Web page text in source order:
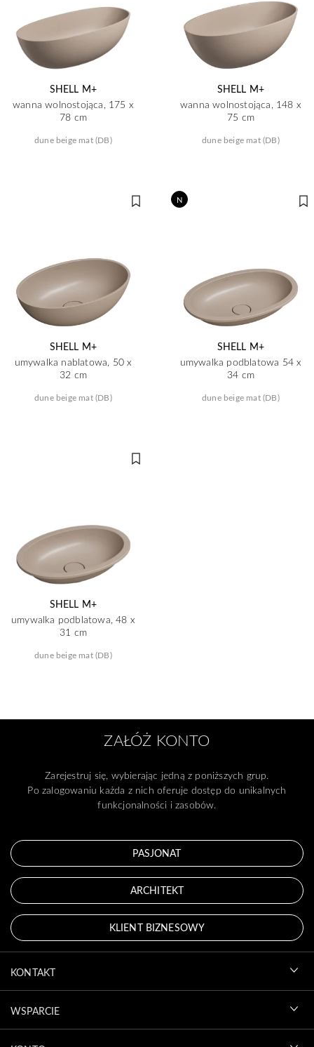
SHELL M+
wanna wolnostojąca, 175 x
78 cm
dune beige mat (DB)
SHELL M+
wanna wolnostojąca, 148 x
75 cm
dune beige mat (DB)
SHELL M+
umywalka nablatowa, 50 x
32 cm
dune beige mat (DB)
N
SHELL M+
umywalka podblatowa 54 x
34 cm
dune beige mat (DB)
SHELL M+
umywalka podblatowa, 48 x
31 cm
dune beige mat (DB)
ZAŁÓŻ KONTO
Zarejestruj się, wybierając jedną z poniższych grup.
Po zalogowaniu każda z nich oferuje dostęp do unikalnych
funkcjonalności i zasobów.
PASJONAT
ARCHITEKT
KLIENT BIZNESOWY
KONTAKT
WSPARCIE